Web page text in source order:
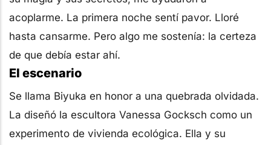
acoplarme. La primera noche sentí pavor. Lloré
hasta cansarme. Pero algo me sostenía: la certeza
de que debía estar ahí.
El escenario
Se llama Biyuka en honor a una quebrada olvidada.
La diseñó la escultora Vanessa Gocksch como un
experimento de vivienda ecológica. Ella y su